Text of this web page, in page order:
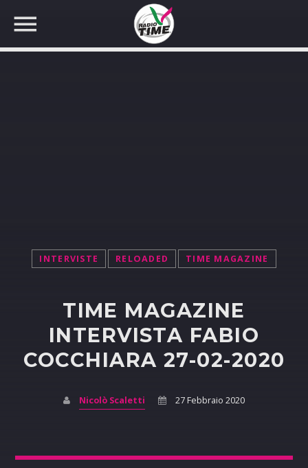
INTERVISTE RELOADED TIME MAGAZINE
TIME MAGAZINE
INTERVISTA FABIO
COCCHIARA 27-02-2020
Nicolò Scaletti 27 Febbraio 2020